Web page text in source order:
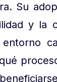
Su
y la